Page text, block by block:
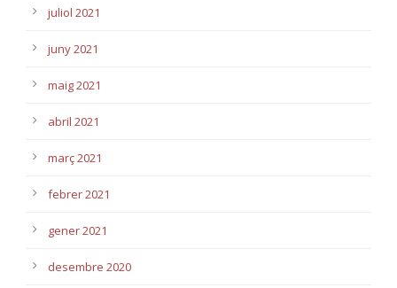
juliol 2021
juny 2021
maig 2021
abril 2021
març 2021
febrer 2021
gener 2021
desembre 2020